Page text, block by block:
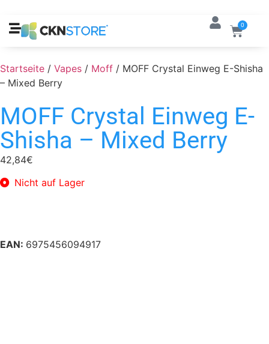
0
Startseite / Vapes / Moff / MOFF Crystal Einweg E-Shisha
– Mixed Berry
MOFF Crystal Einweg E-
Shisha – Mixed Berry
42,84€
Nicht auf Lager
EAN: 6975456094917